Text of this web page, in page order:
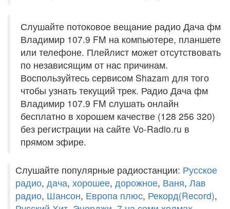
Слушайте потоковое вещание радио Дача фм
Владимир 107.9 FM на компьютере, планшете
или телефоне. Плейлист может отсутствовать
по независящим от нас причинам.
Воспользуйтесь сервисом Shazam для того
чтобы узнать текущий трек. Радио Дача фм
Владимир 107.9 FM слушать онлайн
бесплатно в хорошем качестве (128 256 320)
без регистрации на сайте Vo-Radio.ru в
прямом эфире.
Слушайте популярные радиостанции: Русское
радио, дача, хорошее, дорожное, Ваня, Лав
радио, Шансон, Европа плюс, Рекорд(Record),